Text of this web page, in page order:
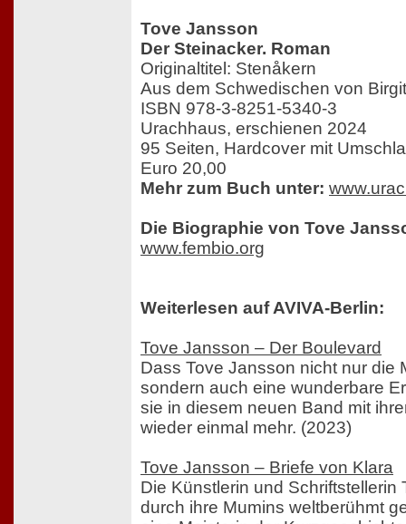
Tove Jansson
Der Steinacker. Roman
Originaltitel: Stenåkern
Aus dem Schwedischen von
ISBN 978-3-8251-5340-3
Urachhaus, erschienen 2024
95 Seiten, Hardcover mit
Euro 20,00
Mehr zum Buch unter:
Die Biographie von Tove
www.fembio.org
Weiterlesen auf AVIVA-Berlin:
Tove Jansson – Der Boulevard
Dass Tove Jansson nicht nur die
sondern auch eine wunderbare
sie in diesem neuen Band mit
wieder einmal mehr. (2023)
Tove Jansson – Briefe von Klara
Die Künstlerin und Schriftstellerin
durch ihre Mumins weltberühmt